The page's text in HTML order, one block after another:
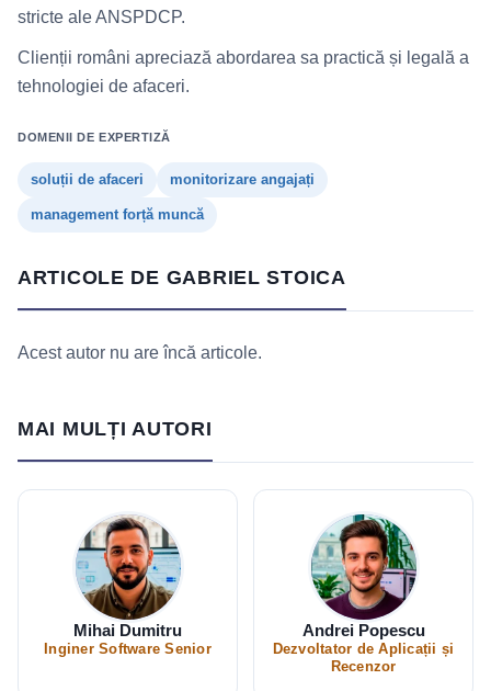
stricte ale ANSPDCP.
Clienții români apreciază abordarea sa practică și legală a
tehnologiei de afaceri.
DOMENII DE EXPERTIZĂ
soluții de afaceri monitorizare angajați
management forță muncă
ARTICOLE DE GABRIEL STOICA
Acest autor nu are încă articole.
MAI MULȚI AUTORI
Mihai Dumitru
Inginer Software Senior
Andrei Popescu
Dezvoltator de Aplicații și
Recenzor